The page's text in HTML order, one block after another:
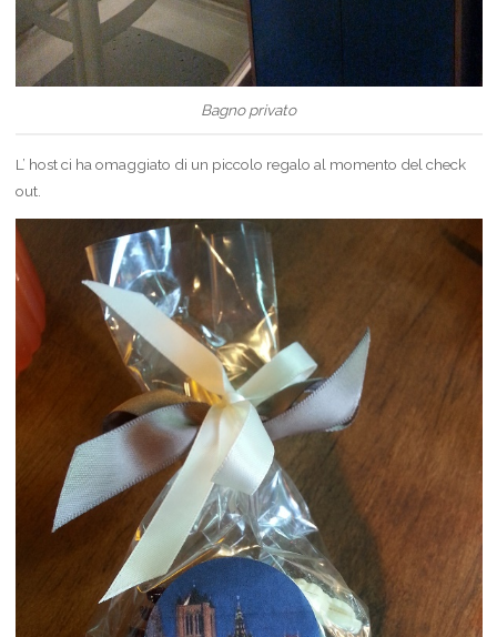
Bagno privato
L’ host ci ha omaggiato di un piccolo regalo al momento del check
out.